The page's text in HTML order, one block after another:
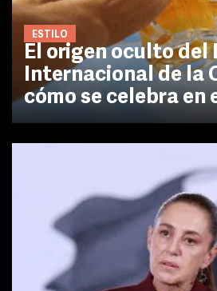
ESTILO
El origen oculto del
Internacional de la
cómo se celebra en